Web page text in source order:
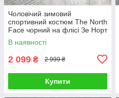
Чоловічий зимовий
спортивний костюм The North
Face чорний на флісі Зе Норт
Фейс утеплений
В наявності
2 099 ₴ 2 999 ₴
Купити